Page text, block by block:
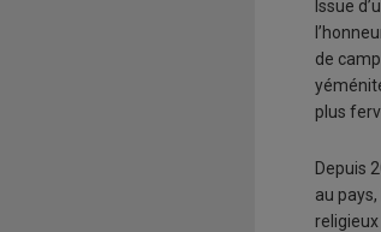
Issue
de
plus
Depuis
au